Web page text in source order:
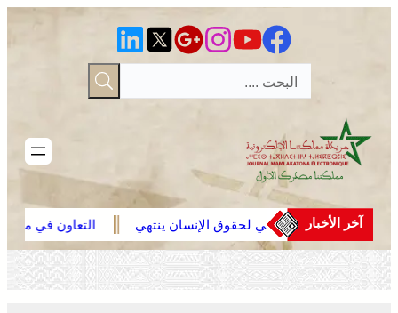
آخر الأخبار
المجلس الوطني لحقوق الإنسان ينتهي
من تجميع معطيات “أزمة سبتة ومليلية”
التعاون في مجال
قائمة على التعليمات
(مصدر دبلوماسي)